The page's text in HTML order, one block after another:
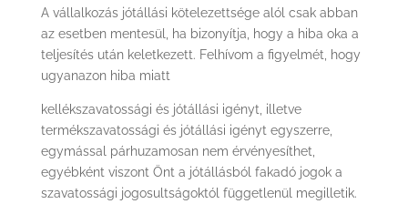
A vállalkozás jótállási kötelezettsége alól csak abban
az esetben mentesül, ha bizonyítja, hogy a hiba oka a
teljesítés után keletkezett. Felhívom a figyelmét, hogy
ugyanazon hiba miatt
kellékszavatossági és jótállási igényt, illetve
termékszavatossági és jótállási igényt egyszerre,
egymással párhuzamosan nem érvényesíthet,
egyébként viszont Önt a jótállásból fakadó jogok a
szavatossági jogosultságoktól függetlenül megilletik.